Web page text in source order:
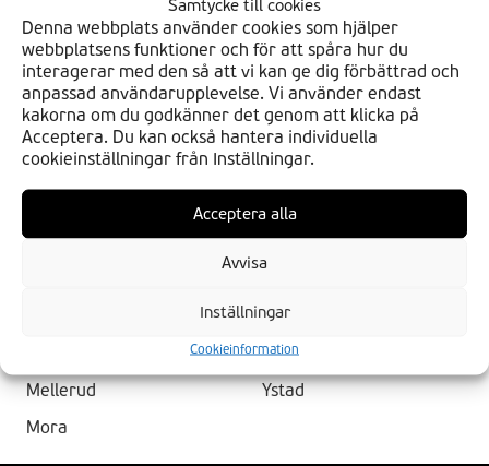
Samtycke till cookies
Denna webbplats använder cookies som hjälper
webbplatsens funktioner och för att spåra hur du
interagerar med den så att vi kan ge dig förbättrad och
anpassad användarupplevelse. Vi använder endast
kakorna om du godkänner det genom att klicka på
Acceptera. Du kan också hantera individuella
cookieinställningar från Inställningar.
Acceptera alla
Avvisa
Inställningar
Cookieinformation
Kungshamn
Kungsör
Kvidinge
Lammhult
Lerum
Linköping
Mellerud
Mora
Umeå
Uppsala
Vallentuna
Vänersborg
Västerås
Västerhaninge
Västervik
Vellinge
Visby
Ystad